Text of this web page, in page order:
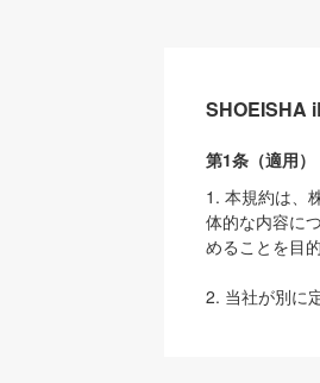
SHOEISHA
第1条（適用）
1. 本規約は、
体的な内容に
めることを目
2. 当社が別に